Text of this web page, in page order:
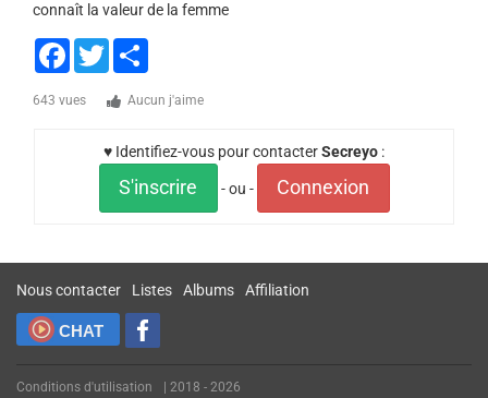
connaît la valeur de la femme
Facebook
Twitter
643 vues Aucun j'aime
♥ Identifiez-vous pour contacterSecreyo :
S'inscrire - ou - Connexion
Nous contacter Listes Albums Affiliation
CHAT
Conditions d'utilisation | 2018 - 2026